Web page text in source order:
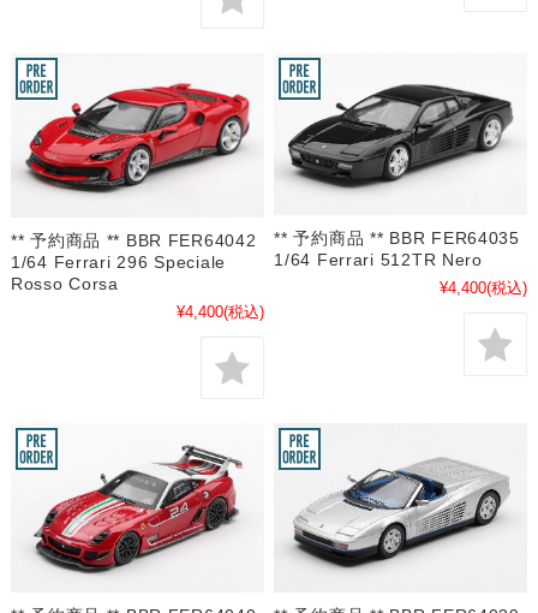
** 予約商品 ** BBR FER64042
1/64 Ferrari 296 Speciale
Rosso Corsa
¥4,400(税込)
** 予約商品 ** BBR FER64035
1/64 Ferrari 512TR Nero
¥4,400(税込)